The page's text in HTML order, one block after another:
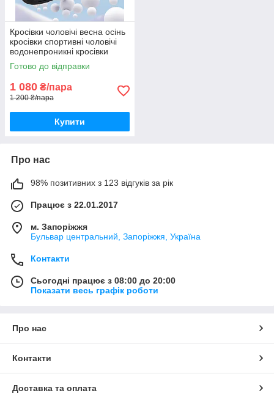
Кросівки чоловічі весна осінь
кросівки спортивні чоловічі
водонепроникні кросівки
чоловічі
Готово до відправки
1 080 ₴/пара
1 200 ₴/пара
Купити
Про нас
98% позитивних з 123 відгуків за рік
Працює з 22.01.2017
м. Запоріжжя
Бульвар центральний, Запоріжжя, Україна
Контакти
Сьогодні працює з 08:00 до 20:00
Показати весь графік роботи
Про нас
Контакти
Доставка та оплата